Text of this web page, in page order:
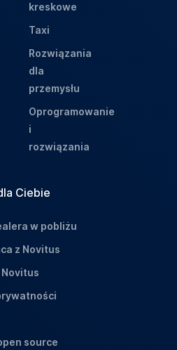
kreskowe
Taxi
Rozwiązania
dla
przemysłu
Oprogramowanie
i
rozwiązania
Ciebie
w pobliżu
z Novitus
source